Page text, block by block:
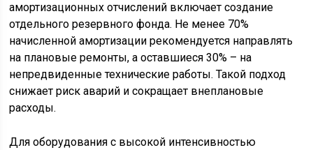
амортизационных отчислений включает создание
отдельного резервного фонда. Не менее 70%
начисленной амортизации рекомендуется направлять
на плановые ремонты, а оставшиеся 30% – на
непредвиденные технические работы. Такой подход
снижает риск аварий и сокращает внеплановые
расходы.
Для оборудования с высокой интенсивностью